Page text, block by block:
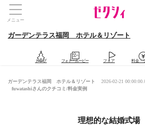
メニュー
ガーデンテラス福岡 ホテル＆リゾート
トップ フォト・ムービー フェア 料金・
ガーデンテラス福岡 ホテル＆リゾート
2026-02-21
fuwatashiさんのクチコミ/料金実例
理想的な結婚式場